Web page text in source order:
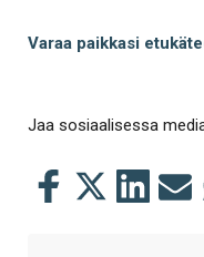
Varaa paikkasi
Jaa sosiaalisessa
Jaa
Jaa
Jaa Jaa